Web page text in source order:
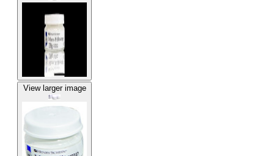
View larger image